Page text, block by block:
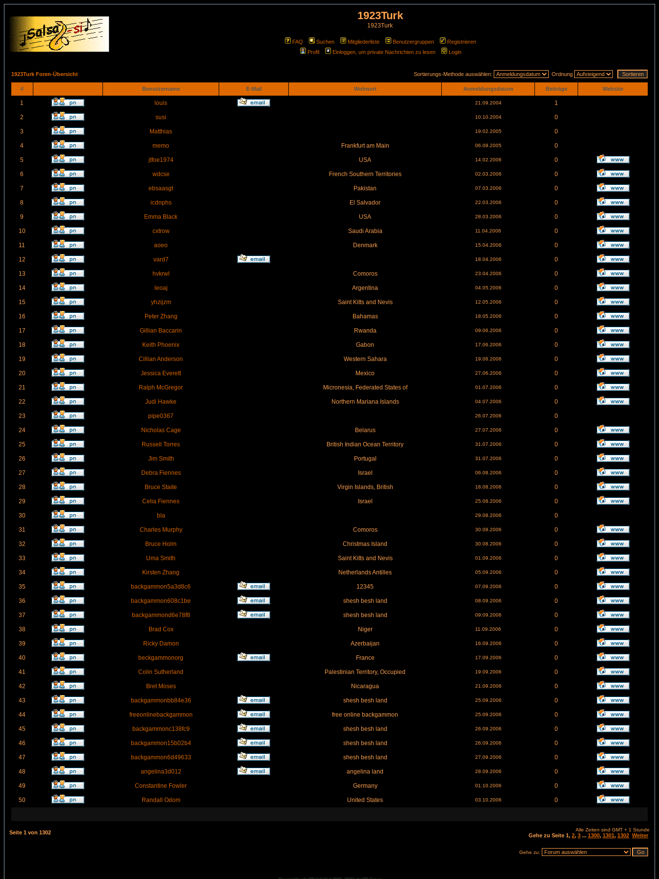
1923Turk
1923Turk
FAQ Suchen Mitgliederliste Benutzergruppen
Registrieren
Profil
Einloggen, um private Nachrichten zu lesen Login
1923Turk Foren-Übersicht Sortierungs-Methode auswählen: Ordnung
# Benutzername E-Mail Wohnort Anmeldungsdatum Beiträge Website
1 louis 21.09.2004 1
2 susi 10.10.2004 0
3 Matthias 19.02.2005 0
4 memo Frankfurt am Main 06.09.2005 0
5 jtfoe1974 USA 14.02.2006 0
6 wdcse French Southern Territories 02.03.2006 0
7 ebsaasgt Pakistan 07.03.2006 0
8 icdnphs El Salvador 22.03.2006 0
9 Emma Black USA 28.03.2006 0
10 cxtrow Saudi Arabia 11.04.2006 0
11 aoeo Denmark 15.04.2006 0
12 vard7 18.04.2006 0
13 hvkrwl Comoros 23.04.2006 0
14 leoaj Argentina 04.05.2006 0
15 yhzijzm Saint Kitts and Nevis 12.05.2006 0
16 Peter Zhang Bahamas 18.05.2006 0
17 Gillian Baccarin Rwanda 09.06.2006 0
18 Keith Phoenix Gabon 17.06.2006 0
19 Cillian Anderson Western Sahara 19.06.2006 0
20 Jessica Everett Mexico 27.06.2006 0
21 Ralph McGregor Micronesia, Federated States of 01.07.2006 0
22 Judi Hawke Northern Mariana Islands 04.07.2006 0
23 pipe0367 26.07.2006 0
24 Nicholas Cage Belarus 27.07.2006 0
25 Russell Torres British Indian Ocean Territory 31.07.2006 0
26 Jim Smith Portugal 31.07.2006 0
27 Debra Fiennes Israel 06.08.2006 0
28 Bruce Staite Virgin Islands, British 18.08.2006 0
29 Celia Fiennes Israel 25.08.2006 0
30 bla 29.08.2006 0
31 Charles Murphy Comoros 30.08.2006 0
32 Bruce Holm Christmas Island 30.08.2006 0
33 Uma Smith Saint Kitts and Nevis 01.09.2006 0
34 Kirsten Zhang Netherlands Antilles 05.09.2006 0
35 backgammon5a3d8c6 12345 07.09.2006 0
36 backgammon608c1be shesh besh land 08.09.2006 0
37 backgammond6e78f8 shesh besh land 09.09.2006 0
38 Brad Cox Niger 11.09.2006 0
39 Ricky Damon Azerbaijan 16.09.2006 0
40 beckgammonorg France 17.09.2006 0
41 Colin Sutherland Palestinian Territory, Occupied 19.09.2006 0
42 Bret Moses Nicaragua 21.09.2006 0
43 backgammonbb84e36 shesh besh land 25.09.2006 0
44 freeonlinebackgammon free online backgammon 25.09.2006 0
45 backgammonc138fc9 shesh besh land 26.09.2006 0
46 backgammon15b02b4 shesh besh land 26.09.2006 0
47 backgammon6d49633 shesh besh land 27.09.2006 0
48 angelina3d012 angelina land 28.09.2006 0
49 Constantine Fowler Germany 01.10.2006 0
50 Randall Odom United States 03.10.2006 0
Seite 1 von 1302 Alle Zeiten sind GMT + 1 Stunde
Gehe zu Seite 1, 2, 3 ... 1300, 1301, 1302 Weiter
Gehe zu: